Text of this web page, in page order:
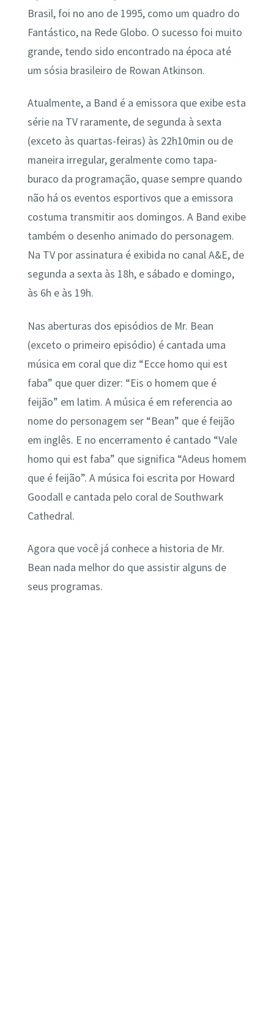
Brasil, foi no ano de 1995, como um quadro do
Fantástico, na Rede Globo. O sucesso foi muito
grande, tendo sido encontrado na época até
um sósia brasileiro de Rowan Atkinson.
Atualmente, a Band é a emissora que exibe esta
série na TV raramente, de segunda à sexta
(exceto às quartas-feiras) às 22h10min ou de
maneira irregular, geralmente como tapa-
buraco da programação, quase sempre quando
não há os eventos esportivos que a emissora
costuma transmitir aos domingos. A Band exibe
também o desenho animado do personagem.
Na TV por assinatura é exibida no canal A&E, de
segunda a sexta às 18h, e sábado e domingo,
às 6h e às 19h.
Nas aberturas dos episódios de Mr. Bean
(exceto o primeiro episódio) é cantada uma
música em coral que diz “Ecce homo qui est
faba” que quer dizer: “Eis o homem que é
feijão” em latim. A música é em referencia ao
nome do personagem ser “Bean” que é feijão
em inglês. E no encerramento é cantado “Vale
homo qui est faba” que significa “Adeus homem
que é feijão”. A música foi escrita por Howard
Goodall e cantada pelo coral de Southwark
Cathedral.
Agora que você já conhece a historia de Mr.
Bean nada melhor do que assistir alguns de
seus programas.